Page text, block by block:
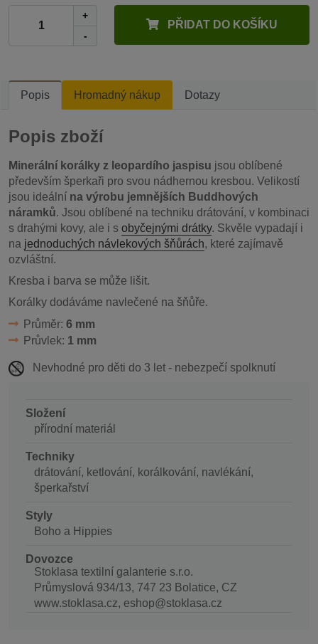
+
-
PŘIDAT DO KOŠÍKU
Popis Hromadný nákup Dotazy
Popis zboží
Minerální korálky z leopardího jaspisu jsou oblíbené
především šperkaři pro svou nádhernou kresbou. Velikostí
jsou ideální na výrobu jemnějších Buddhových
náramků. Jsou oblíbené na techniku drátování, v kombinaci
s drahými kovy, ale i s obyčejnými drátky. Skvěle vypadají i
na jednoduchých návlekových šňůrách, které zajímavě
ozvláštní.
Kresba i barva se může lišit.
Korálky dodáváme navlečené na šňůře.
Průměr: 6 mm
Průvlek: 1 mm
Nevhodné pro děti do 3 let - nebezpečí spolknutí
Složení
přírodní materiál
Techniky
drátování, ketlování, korálkování, navlékání,
šperkařství
Styly
Boho a Hippies
Dovozce
Stoklasa textilní galanterie s.r.o.
Průmyslová 934/13, 747 23 Bolatice, CZ
www.stoklasa.cz, eshop@stoklasa.cz